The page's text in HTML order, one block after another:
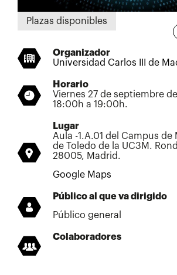
Plazas disponibles
Organizador
Universidad Carlos III de
Horario
Viernes 27 de septiembre
18:00h a 19:00h.
Lugar
Aula -1.A.01 del Campus de
de Toledo de la UC3M.
28005, Madrid.
Google Maps
Público al que va dirigido
Público general
Colaboradores